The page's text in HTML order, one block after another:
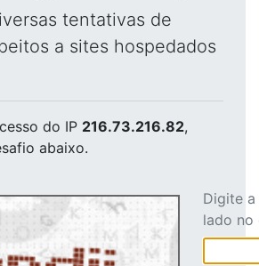
tentativas de
a sites hospedados
do IP 216.73.216.82,
abaixo.
Digite
lado no